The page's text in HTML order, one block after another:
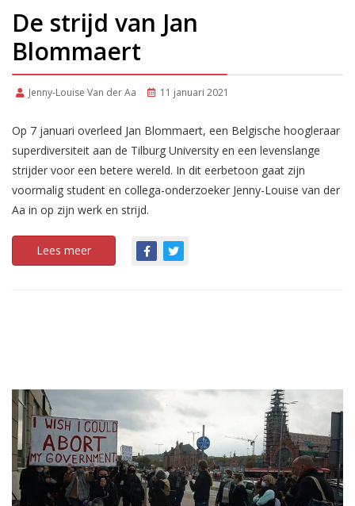
De strijd van Jan
Blommaert
Jenny-Louise Van der Aa 11 januari 2021
Op 7 januari overleed Jan Blommaert, een Belgische hoogleraar
superdiversiteit aan de Tilburg University en een levenslange
strijder voor een betere wereld. In dit eerbetoon gaat zijn
voormalig student en collega-onderzoeker Jenny-Louise van der
Aa in op zijn werk en strijd.
Lees meer